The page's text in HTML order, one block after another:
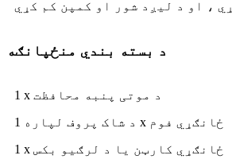
د بسته بندي منځپانګه
1 x د موتی پنبه محافظت
د شاک پروف لپاره 1 x ځانګړي فوم
1 x ځانګړي کارټن یا د لرګیو بکس